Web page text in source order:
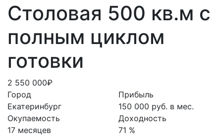
Столовая 500 кв.м с
полным циклом
готовки
2 550 000₽
Город
Екатеринбург
Окупаемость
17 месяцев
Прибыль
150 000 руб. в мес.
Доходность
71 %